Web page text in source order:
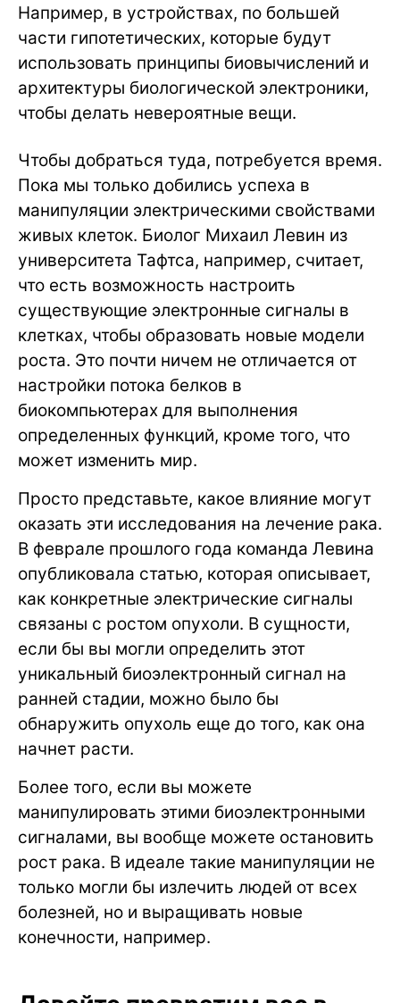
Например, в устройствах, по большей
части гипотетических, которые будут
использовать принципы биовычислений и
архитектуры биологической электроники,
чтобы делать невероятные вещи.
Чтобы добраться туда, потребуется время.
Пока мы только добились успеха в
манипуляции электрическими свойствами
живых клеток. Биолог Михаил Левин из
университета Тафтса, например, считает,
что есть возможность настроить
существующие электронные сигналы в
клетках, чтобы образовать новые модели
роста. Это почти ничем не отличается от
настройки потока белков в
биокомпьютерах для выполнения
определенных функций, кроме того, что
может изменить мир.
Просто представьте, какое влияние могут
оказать эти исследования на лечение рака.
В феврале прошлого года команда Левина
опубликовала статью, которая описывает,
как конкретные электрические сигналы
связаны с ростом опухоли. В сущности,
если бы вы могли определить этот
уникальный биоэлектронный сигнал на
ранней стадии, можно было бы
обнаружить опухоль еще до того, как она
начнет расти.
Более того, если вы можете
манипулировать этими биоэлектронными
сигналами, вы вообще можете остановить
рост рака. В идеале такие манипуляции не
только могли бы излечить людей от всех
болезней, но и выращивать новые
конечности, например.